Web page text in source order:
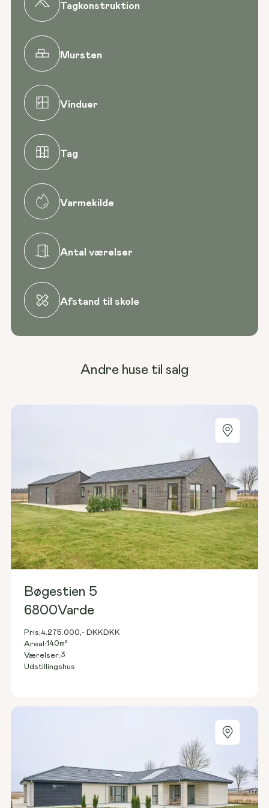
Tagkonstruktion
Mursten
Vinduer
Tag
Varmekilde
Antal værelser
Afstand til skole
Andre huse til salg
Bøgestien 5
6800Varde
Pris:4.275.000,- DKK DKK
Areal:140m²
Værelser:3
Udstillingshus